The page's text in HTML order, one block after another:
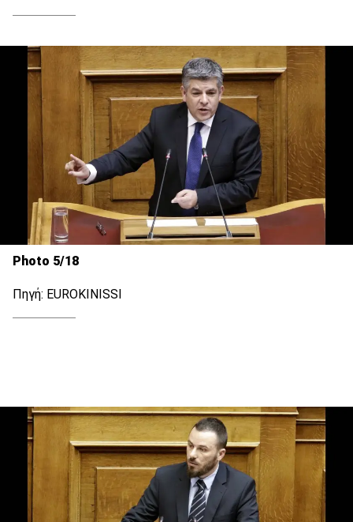
Photo 5/18
Πηγή: EUROKINISSI